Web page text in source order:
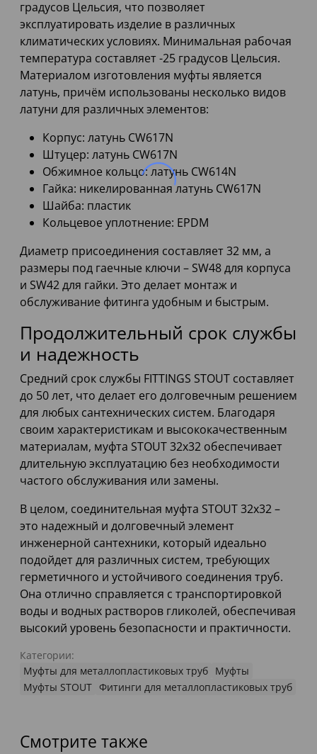
градусов Цельсия, что позволяет
эксплуатировать изделие в различных
климатических условиях. Минимальная рабочая
температура составляет -25 градусов Цельсия.
Материалом изготовления муфты является
латунь, причём использованы несколько видов
латуни для различных элементов:
Корпус: латунь CW617N
Штуцер: латунь CW617N
Обжимное кольцо: латунь CW614N
Гайка: никелированная латунь CW617N
Шайба: пластик
Кольцевое уплотнение: EPDM
Диаметр присоединения составляет 32 мм, а
размеры под гаечные ключи – SW48 для корпуса
и SW42 для гайки. Это делает монтаж и
обслуживание фитинга удобным и быстрым.
Продолжительный срок службы
и надежность
Средний срок службы FITTINGS STOUT составляет
до 50 лет, что делает его долговечным решением
для любых сантехнических систем. Благодаря
своим характеристикам и высококачественным
материалам, муфта STOUT 32x32 обеспечивает
длительную эксплуатацию без необходимости
частого обслуживания или замены.
В целом, соединительная муфта STOUT 32x32 –
это надежный и долговечный элемент
инженерной сантехники, который идеально
подойдет для различных систем, требующих
герметичного и устойчивого соединения труб.
Она отлично справляется с транспортировкой
воды и водных растворов гликолей, обеспечивая
высокий уровень безопасности и практичности.
Категории:
Муфты для металлопластиковых труб Муфты
Муфты STOUT Фитинги для металлопластиковых труб
Смотрите также